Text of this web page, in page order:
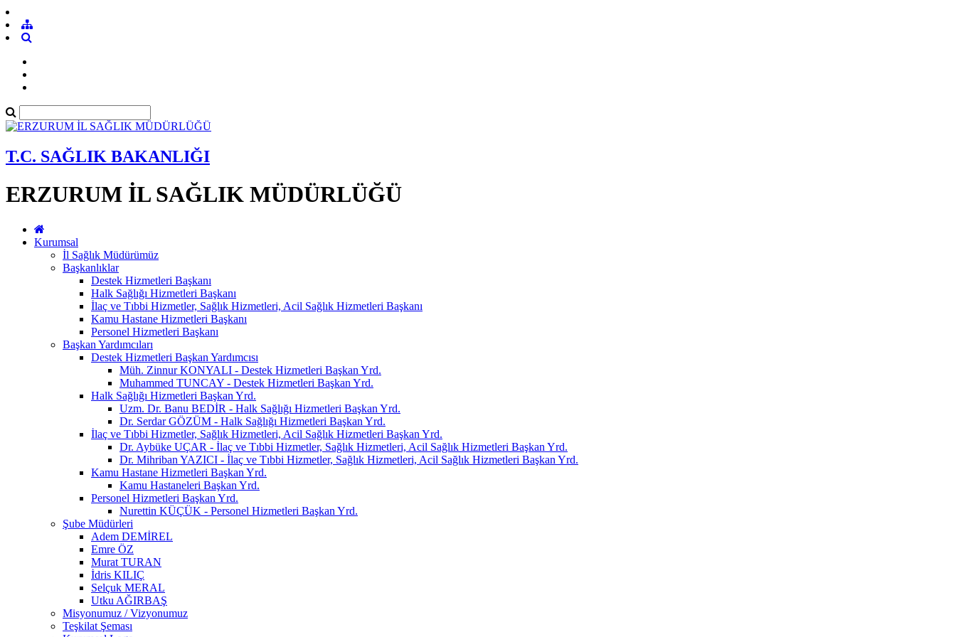
T.C. SAĞLIK BAKANLIĞI
ERZURUM İL SAĞLIK MÜDÜRLÜĞÜ
Kurumsal
İl Sağlık Müdürümüz
Başkanlıklar
Destek Hizmetleri Başkanı
Halk Sağlığı Hizmetleri Başkanı
İlaç ve Tıbbi Hizmetler, Sağlık Hizmetleri, Acil Sağlık Hizmetleri Başkanı
Kamu Hastane Hizmetleri Başkanı
Personel Hizmetleri Başkanı
Başkan Yardımcıları
Destek Hizmetleri Başkan Yardımcısı
Müh. Zinnur KONYALI - Destek Hizmetleri Başkan Yrd.
Muhammed TUNCAY - Destek Hizmetleri Başkan Yrd.
Halk Sağlığı Hizmetleri Başkan Yrd.
Uzm. Dr. Banu BEDİR - Halk Sağlığı Hizmetleri Başkan Yrd.
Dr. Serdar GÖZÜM - Halk Sağlığı Hizmetleri Başkan Yrd.
İlaç ve Tıbbi Hizmetler, Sağlık Hizmetleri, Acil Sağlık Hizmetleri Başkan Yrd.
Dr. Aybüke UÇAR - İlaç ve Tıbbi Hizmetler, Sağlık Hizmetleri, Acil Sağlık Hizmetleri Başkan Yrd.
Dr. Mihriban YAZICI - İlaç ve Tıbbi Hizmetler, Sağlık Hizmetleri, Acil Sağlık Hizmetleri Başkan Yrd.
Kamu Hastane Hizmetleri Başkan Yrd.
Kamu Hastaneleri Başkan Yrd.
Personel Hizmetleri Başkan Yrd.
Nurettin KÜÇÜK - Personel Hizmetleri Başkan Yrd.
Şube Müdürleri
Adem DEMİREL
Emre ÖZ
Murat TURAN
İdris KILIÇ
Selçuk MERAL
Utku AĞIRBAŞ
Misyonumuz / Vizyonumuz
Teşkilat Şeması